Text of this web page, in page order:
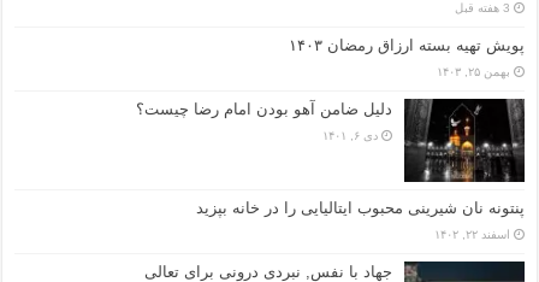
3 هفته قبل
پویش تهیه بسته ارزاق رمضان ۱۴۰۳
بهمن ۲۵, ۱۴۰۳
دلیل ضامن آهو بودن امام رضا چیست؟
دی ۶, ۱۴۰۱
پنتونه نان شیرینی محبوب ایتالیایی را در خانه بپزید
اسفند ۲۲, ۱۴۰۲
جهاد با نفس, نبردی درونی برای تعالی